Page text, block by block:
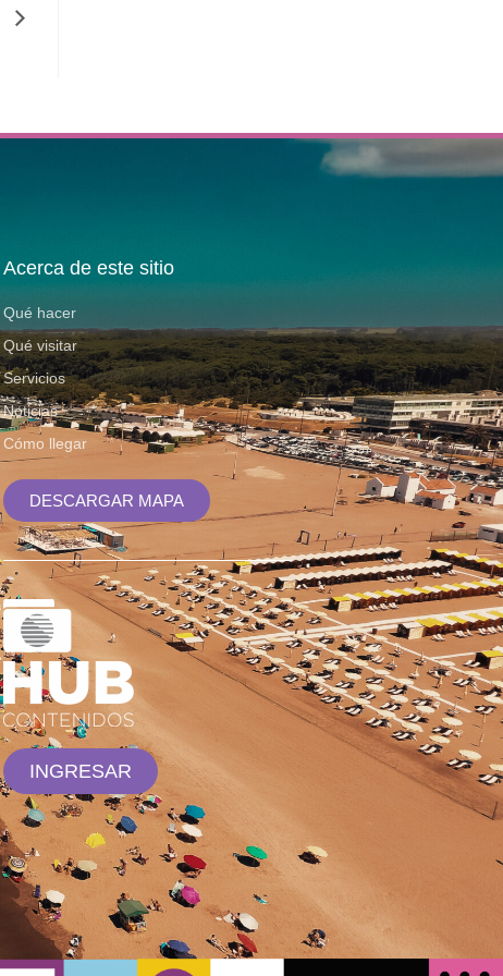
Acerca de este sitio
Qué hacer
Qué visitar
Servicios
Noticias
Cómo llegar
DESCARGAR MAPA
INGRESAR